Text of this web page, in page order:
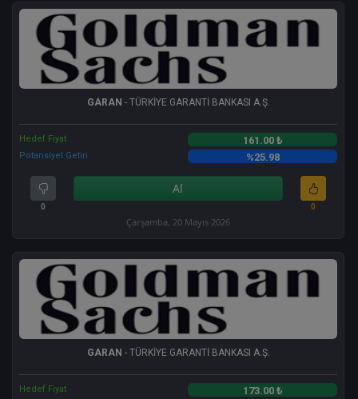
GARAN - TÜRKİYE GARANTİ BANKASI A.Ş.
Hedef Fiyat 161.00 ₺
Potansiyel Getiri %25.98
0
Al
0
Çarşamba, 20 Mayıs 2026
GARAN - TÜRKİYE GARANTİ BANKASI A.Ş.
Hedef Fiyat 173.00 ₺